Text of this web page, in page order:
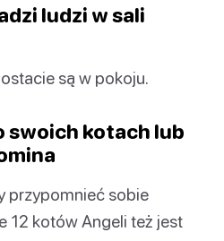
ludzi w sali
są w pokoju.
swoich kotach lub
przypomnieć sobie
12 kotów Angeli też jest